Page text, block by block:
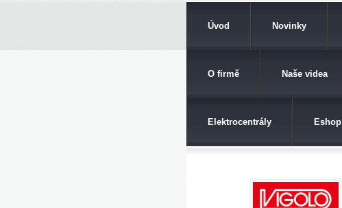
Úvod Novinky
O firmě Naše videa
Elektrocentrály Eshop